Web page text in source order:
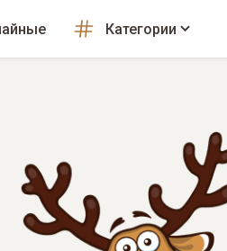
Категории